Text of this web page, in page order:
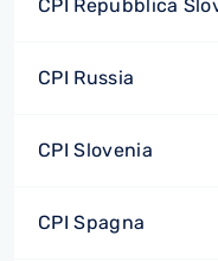
CPI Repubblica
CPI Russia
CPI Slovenia
CPI Spagna